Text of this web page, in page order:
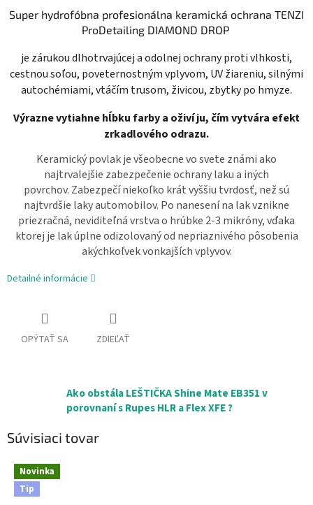
Super hydrofóbna profesionálna keramická ochrana TENZI
ProDetailing DIAMOND DROP
je zárukou dlhotrvajúcej a odolnej ochrany proti vlhkosti,
cestnou soľou, poveternostným vplyvom, UV žiareniu, silnými
autochémiami, vtáčím trusom, živicou, zbytky po hmyze.
Výrazne vytiahne hĺbku farby a oživí ju, čím vytvára efekt
zrkadlového odrazu.
Keramický povlak je všeobecne vo svete známi ako
najtrvalejšie zabezpečenie ochrany laku a iných
povrchov. Zabezpečí niekoľko krát vyššiu tvrdosť, než sú
najtvrdšie laky automobilov. Po nanesení na lak vznikne
priezračná, neviditeľná vrstva o hrúbke 2-3 mikróny, vďaka
ktorej je lak úplne odizolovaný od nepriaznivého pôsobenia
akýchkoľvek vonkajších vplyvov.
Detailné informácie
OPÝTAŤ SA ZDIEĽAŤ
Ako obstála LEŠTIČKA Shine Mate EB351 v
porovnaní s Rupes HLR a Flex XFE ?
Súvisiaci tovar
Novinka
Tip